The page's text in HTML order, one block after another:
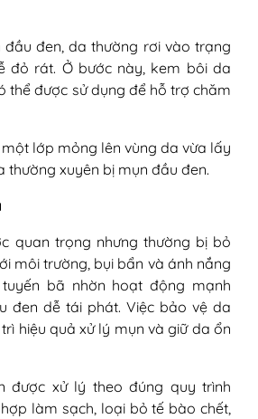
đầu đen, da thường rơi vào trạng
đỏ rát. Ở bước này, kem bôi da
thể được sử dụng để hỗ trợ chăm
một lớp mỏng lên vùng da vừa lấy
thường xuyên bị mụn đầu đen.
quan trọng nhưng thường bị bỏ
môi trường, bụi bẩn và ánh nắng
bã nhờn hoạt động mạnh
đen dễ tái phát. Việc bảo vệ da
hiệu quả xử lý mụn và giữ da ổn
được xử lý theo đúng quy trình
làm sạch, loại bỏ tế bào chết,